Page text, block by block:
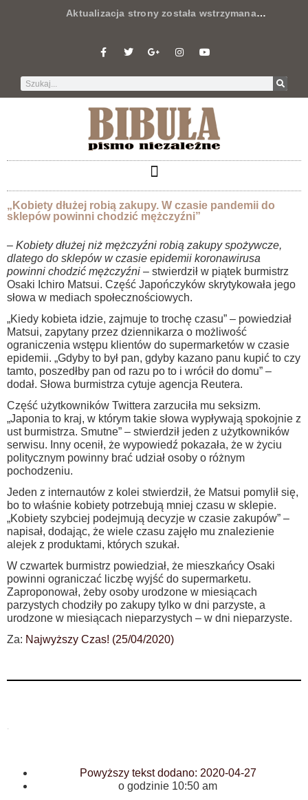
Aktualizacja strony została wstrzymana…
„Kobiety dłużej robią zakupy. W czasie pandemii do
sklepów powinni chodzić mężczyźni”
– Kobiety dłużej niż mężczyźni robią zakupy spożywcze,
dlatego do sklepów w czasie epidemii koronawirusa
powinni chodzić mężczyźni – stwierdził w piątek burmistrz
Osaki Ichiro Matsui. Część Japończyków skrytykowała jego
słowa w mediach społecznościowych.
„Kiedy kobieta idzie, zajmuje to trochę czasu” – powiedział
Matsui, zapytany przez dziennikarza o możliwość
ograniczenia wstępu klientów do supermarketów w czasie
epidemii. „Gdyby to był pan, gdyby kazano panu kupić to czy
tamto, poszedłby pan od razu po to i wrócił do domu” –
dodał. Słowa burmistrza cytuje agencja Reutera.
Część użytkowników Twittera zarzuciła mu seksizm.
„Japonia to kraj, w którym takie słowa wypływają spokojnie z
ust burmistrza. Smutne” – stwierdził jeden z użytkowników
serwisu. Inny ocenił, że wypowiedź pokazała, że w życiu
politycznym powinny brać udział osoby o różnym
pochodzeniu.
Jeden z internautów z kolei stwierdził, że Matsui pomylił się,
bo to właśnie kobiety potrzebują mniej czasu w sklepie.
„Kobiety szybciej podejmują decyzje w czasie zakupów” –
napisał, dodając, że wiele czasu zajęło mu znalezienie
alejek z produktami, których szukał.
W czwartek burmistrz powiedział, że mieszkańcy Osaki
powinni ograniczać liczbę wyjść do supermarketu.
Zaproponował, żeby osoby urodzone w miesiącach
parzystych chodziły po zakupy tylko w dni parzyste, a
urodzone w miesiącach nieparzystych – w dni nieparzyste.
Za: Najwyższy Czas! (25/04/2020)
.
Powyższy tekst dodano: 2020-04-27
o godzinie 10:50 am